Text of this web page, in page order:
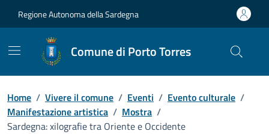
Regione Autonoma della Sardegna
Comune di Porto Torres
Home / Vivere il comune / Eventi / Evento culturale /
Manifestazione artistica / Mostra /
Sardegna: xilografie tra Oriente e Occidente